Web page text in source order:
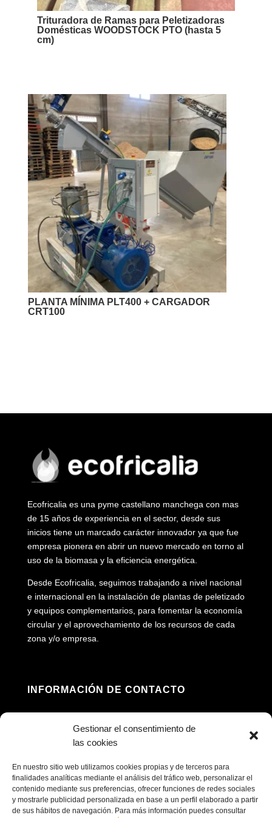
Gestionar el consentimiento de
las cookies
En nuestro sitio web utilizamos cookies propias y de terceros para
finalidades analíticas mediante el análisis del tráfico web, personalizar el
contenido mediante sus preferencias, ofrecer funciones de redes sociales
y mostrarle publicidad personalizada en base a un perfil elaborado a partir
de sus hábitos de navegación. Para más información puedes consultar
Trituradora de Ramas para Peletizadoras
Domésticas WOODSTOCK PTO (hasta 5
cm)
PLANTA MÍNIMA PLT400 + CARGADOR
CRT100
Ecofricalia es una pyme castellano manchega con mas
de 15 años de experiencia en el sector, desde sus
inicios tiene un marcado carácter innovador ya que fue
empresa pionera en abrir un nuevo mercado en torno al
uso de la biomasa y la eficiencia energética.
Desde Ecofricalia, seguimos trabajando a nivel nacional
e internacional en la instalación de plantas de peletizado
y equipos complementarios, para fomentar la economía
circular y el aprovechamiento de los recursos de cada
zona y/o empresa.
INFORMACIÓN DE CONTACTO
Pedroñeras, Cuenca
 contacto@ecofricalia.com